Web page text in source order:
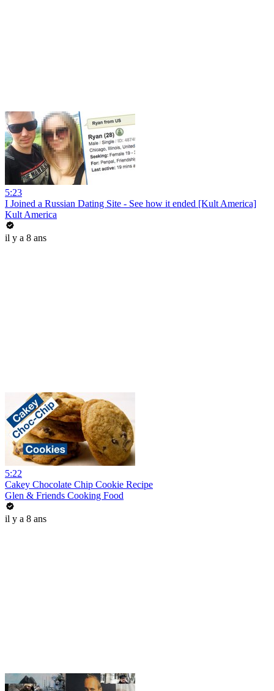
5:23
I Joined a Russian Dating Site - See how it ended [Kult America]
Kult America
il y a 8 ans
5:22
Cakey Chocolate Chip Cookie Recipe
Glen & Friends Cooking Food
il y a 8 ans